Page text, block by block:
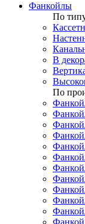
Фанкойлы
По
В
По